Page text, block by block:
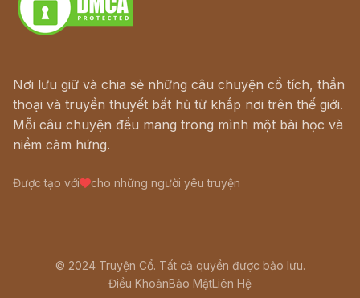
Nơi lưu giữ và chia sẻ những câu chuyện cổ tích, thần
thoại và truyền thuyết bất hủ từ khắp nơi trên thế giới.
Mỗi câu chuyện đều mang trong mình một bài học và
niềm cảm hứng.
Được tạo với cho những người yêu truyện
© 2024 Truyện Cổ. Tất cả quyền được bảo lưu.
Điều KhoảnBảo MậtLiên Hệ